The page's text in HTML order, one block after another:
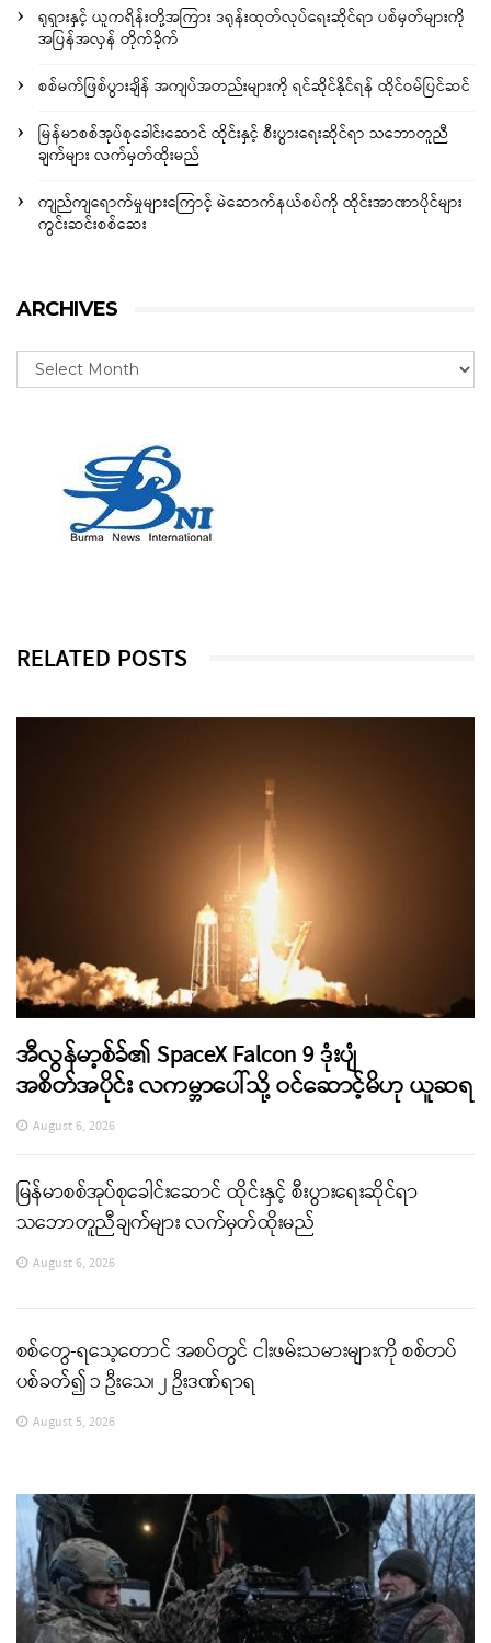
ရုရှားနှင့် ယူကရိန်းတို့အကြား ဒရုန်းထုတ်လုပ်ရေးဆိုင်ရာ ပစ်မှတ်များကို
အပြန်အလှန် တိုက်ခိုက်
စစ်မက်ဖြစ်ပွားချိန် အကျပ်အတည်းများကို ရင်ဆိုင်နိုင်ရန် ထိုင်ဝမ်ပြင်ဆင်
မြန်မာစစ်အုပ်စုခေါင်းဆောင် ထိုင်းနှင့် စီးပွားရေးဆိုင်ရာ သဘောတူညီ
ချက်များ လက်မှတ်ထိုးမည်
ကျည်ကျရောက်မှုများကြောင့် မဲဆောက်နယ်စပ်ကို ထိုင်းအာဏာပိုင်များ
ကွင်းဆင်းစစ်ဆေး
ARCHIVES
RELATED POSTS
အီလွန်မာ့စ်ခ်၏ SpaceX Falcon 9 ဒုံးပျံ
အစိတ်အပိုင်း လကမ္ဘာပေါ်သို့ ဝင်ဆောင့်မိဟု ယူဆရ
August 6, 2026
မြန်မာစစ်အုပ်စုခေါင်းဆောင် ထိုင်းနှင့် စီးပွားရေးဆိုင်ရာ
သဘောတူညီချက်များ လက်မှတ်ထိုးမည်
August 6, 2026
စစ်တွေ-ရသေ့တောင် အစပ်တွင် ငါးဖမ်းသမားများကို စစ်တပ်
ပစ်ခတ်၍ ၁ ဦးသေ၊ ၂ ဦးဒဏ်ရာရ
August 5, 2026